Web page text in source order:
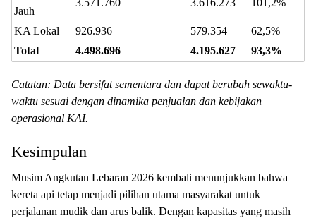
Jauh
3.571.760 3.616.273 101,2%
KA Lokal 926.936 579.354
62,5%
Total
4.498.696 4.195.627 93,3%
Catatan: Data bersifat sementara dan dapat berubah sewaktu-
waktu sesuai dengan dinamika penjualan dan kebijakan
operasional KAI.
Kesimpulan
Musim Angkutan Lebaran 2026 kembali menunjukkan bahwa
kereta api tetap menjadi pilihan utama masyarakat untuk
perjalanan mudik dan arus balik. Dengan kapasitas yang masih